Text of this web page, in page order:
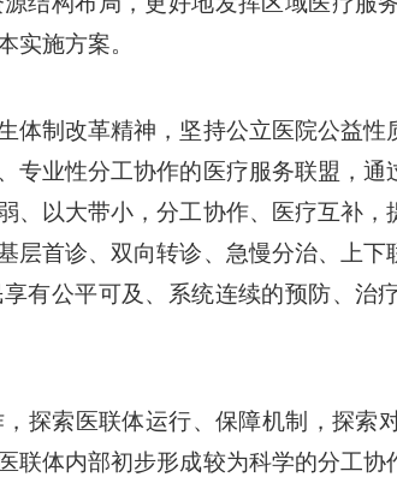
实施方案。
体制改革精神，坚持公立医院公益
专业性分工协作的医疗服务联盟，
、以大带小，分工协作、医疗互补
层首诊、双向转诊、急慢分治、上
有公平可及、系统连续的预防、治
探索医联体运行、保障机制，探索
联体内部初步形成较为科学的分工协